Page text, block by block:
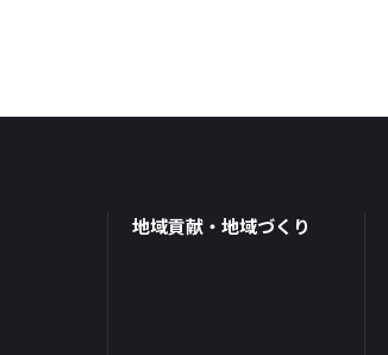
地域貢献・地域づくり